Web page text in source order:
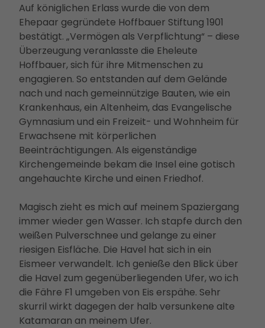
Auf königlichen Erlass wurde die von dem
Ehepaar gegründete Hoffbauer Stiftung 1901
bestätigt. „Vermögen als Verpflichtung“ – diese
Überzeugung veranlasste die Eheleute
Hoffbauer, sich für ihre Mitmenschen zu
engagieren. So entstanden auf dem Gelände
nach und nach gemeinnützige Bauten, wie ein
Krankenhaus, ein Altenheim, das Evangelische
Gymnasium und ein Freizeit- und Wohnheim für
Erwachsene mit körperlichen
Beeinträchtigungen. Als eigenständige
Kirchengemeinde bekam die Insel eine gotisch
angehauchte Kirche und einen Friedhof.
Magisch zieht es mich auf meinem Spaziergang
immer wieder gen Wasser. Ich stapfe durch den
weißen Pulverschnee und gelange zu einer
riesigen Eisfläche. Die Havel hat sich in ein
Eismeer verwandelt. Ich genieße den Blick über
die Havel zum gegenüberliegenden Ufer, wo ich
die Fähre F1 umgeben von Eis erspähe. Sehr
skurril wirkt dagegen der halb versunkene alte
Katamaran an meinem Ufer.